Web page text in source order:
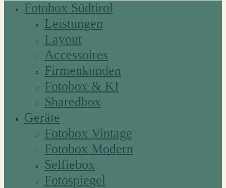
Fotobox Südtirol
Leistungen
Layout
Accessoires
Firmenkunden
Fotobox & KI
Sharedbox
Geräte
Fotobox Vintage
Fotobox Modern
Selfiebox
Fotospiegel